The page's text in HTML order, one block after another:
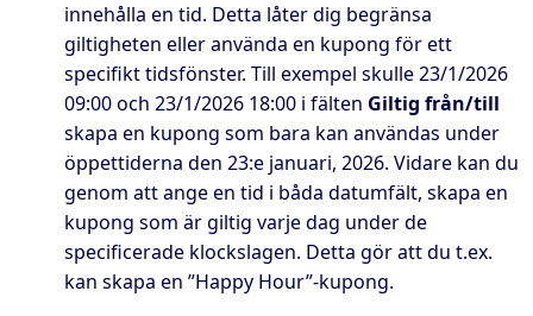
innehålla en tid. Detta låter dig begränsa
giltigheten eller använda en kupong för ett
specifikt tidsfönster. Till exempel skulle23/1/2026
09:00och 23/1/2026 18:00i fälten Giltig från/till
skapa en kupong som bara kan användas under
öppettiderna den 23:e januari, 2026. Vidare kan du
genom att ange en tid i båda datumfält, skapa en
kupong som är giltig varje dag under de
specificerade klockslagen. Detta gör att du t.ex.
kan skapa en ”Happy Hour”-kupong.